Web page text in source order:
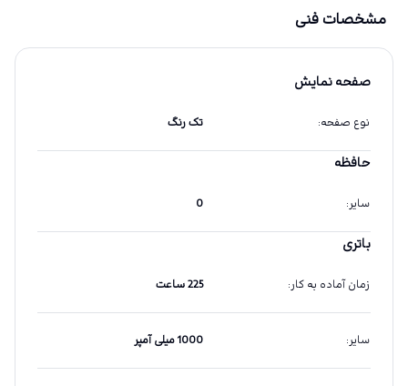
مشخصات فنی
صفحه نمایش
نوع صفحه: تک رنگ
حافظه
سایر:
0
باتری
زمان آماده به کار: 225 ساعت
سایر: 1000 میلی آمپر